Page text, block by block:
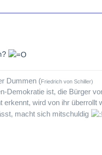
Dummen (Friedrich von Schiller)
Demokratie ist, die Bürger
erkennt, wird von ihr überrollt
macht sich mitschuldig